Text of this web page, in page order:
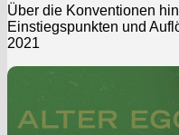
Über die Konventionen
Einstiegspunkten und
2021